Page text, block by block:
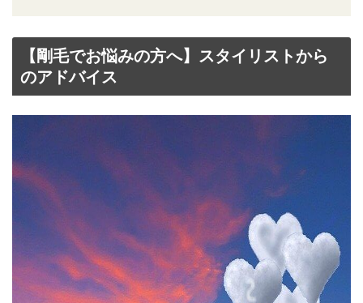
【剛毛でお悩みの方へ】スタイリストから
のアドバイス